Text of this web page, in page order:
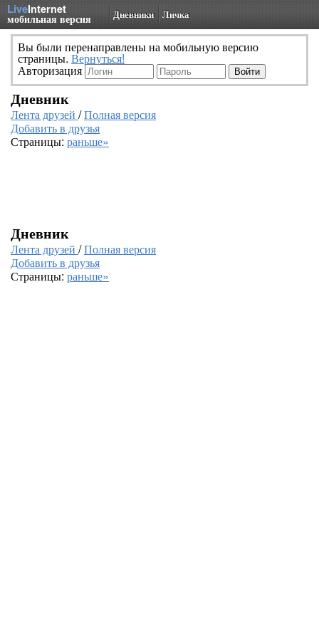
LiveInternet
мобильная версия Дневники Личка
Вы были перенаправлены на мобильную версию
страницы. Вернуться!
Авторизация
Дневник
Лента друзей /Полная версия
Добавить в друзья
Страницы: раньше»
Дневник
Лента друзей /Полная версия
Добавить в друзья
Страницы: раньше»